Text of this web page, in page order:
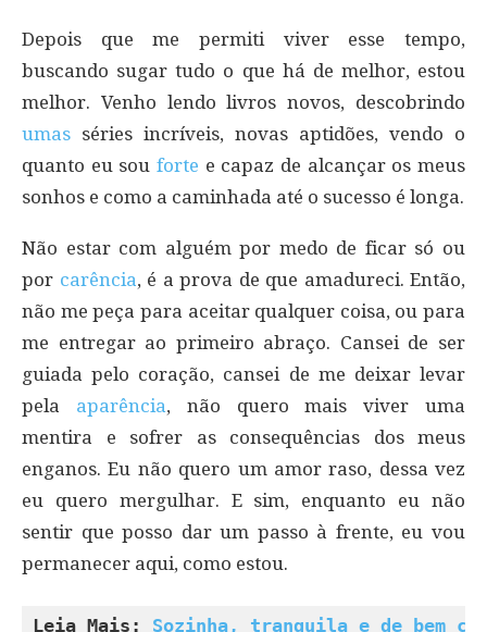
Depois que me permiti viver esse tempo,
buscando sugar tudo o que há de melhor, estou
melhor. Venho lendo livros novos, descobrindo
umas séries incríveis, novas aptidões, vendo o
quanto eu sou forte e capaz de alcançar os meus
sonhos e como a caminhada até o sucesso é longa.
Não estar com alguém por medo de ficar só ou
por carência, é a prova de que amadureci. Então,
não me peça para aceitar qualquer coisa, ou para
me entregar ao primeiro abraço. Cansei de ser
guiada pelo coração, cansei de me deixar levar
pela aparência, não quero mais viver uma
mentira e sofrer as consequências dos meus
enganos. Eu não quero um amor raso, dessa vez
eu quero mergulhar. E sim, enquanto eu não
sentir que posso dar um passo à frente, eu vou
permanecer aqui, como estou.
Leia Mais: Sozinha, tranquila e de bem